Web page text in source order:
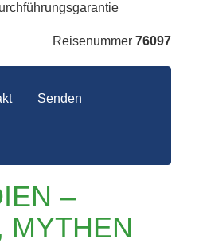
Reisenummer 76097
Senden
–
MYTHEN